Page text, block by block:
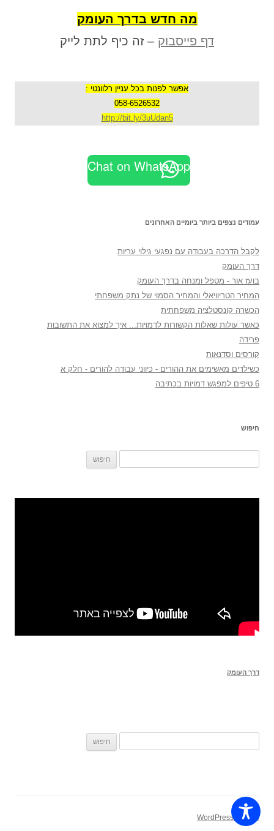
מה חדש בדרך העומק
דף פייסבוק – זה כיף לתת לייק
אפשר לפנות בכל עניין רלוונטי :
058-6526532
http://bit.ly/3uUdan5
Chat on WhatsApp
עמודים נצפים ביותר ביומיים האחרונים
לקבל הדרכה בעבודה עם נפגעי גילוי עריות
דרך העומק
בועז אור - מטפל ומנחה בדרך העומק
המחיר הטריוויאלי והמחיר הסמוי של נתק משפחתי
הכשרה קונסטלציה משפחתית
כאשר עולות שאלות הקשורות לדמויות... איך למצוא את התשובות
פרידה
קורסים וסדנאות
כשילדים מאשימים את ההורים - כיווני עבודה להורים - חלק א
6 טיפים למפגש דמויות בכתיבה
חיפוש
דרך העומק
פועל על WordPress